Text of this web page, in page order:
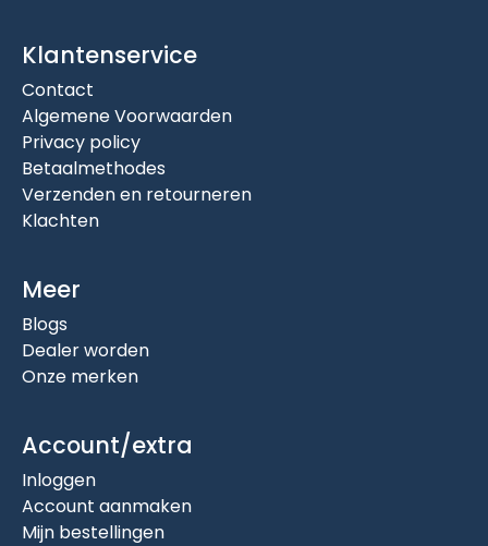
Klantenservice
Contact
Algemene Voorwaarden
Privacy policy
Betaalmethodes
Verzenden en retourneren
Klachten
Meer
Blogs
Dealer worden
Onze merken
Account/extra
Inloggen
Account aanmaken
Mijn bestellingen